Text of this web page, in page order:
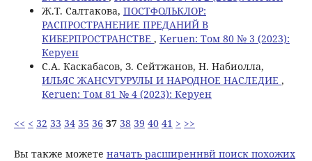
Ж.Т. Салтакова, ПОСТФОЛЬКЛОР:
РАСПРОСТРАНЕНИЕ ПРЕДАНИЙ В
КИБЕРПРОСТРАНСТВЕ , Keruen: Том 80 № 3 (2023):
Керуен
С.А. Каскабасов, З. Сейтжанов, Н. Набиолла,
ИЛЬЯС ЖАНСУГУРУЛЫ И НАРОДНОЕ НАСЛЕДИЕ ,
Keruen: Том 81 № 4 (2023): Керуен
<< < 32 33 34 35 36 37 38 39 40 41 > >>
Вы также можете начать расширеннвй поиск похожих